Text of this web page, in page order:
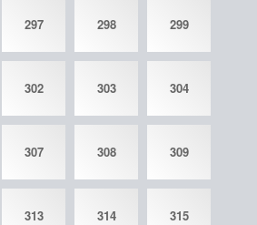
297 298 299
302 303 304
307 308 309
313 314 315